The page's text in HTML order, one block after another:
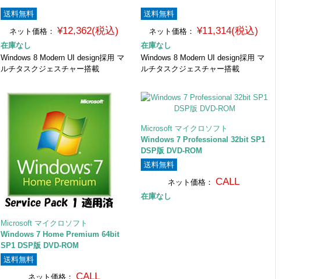
送料無料
ネット価格： ¥12,362(税込)
在庫なし
Windows 8 Modern UI design採用 マ
ルチタスクジェスチャー搭載
送料無料
ネット価格： ¥11,314(税込)
在庫なし
Windows 8 Modern UI design採用 マ
ルチタスクジェスチャー搭載
Microsoft マイクロソフト
Windows 7 Home Premium 64bit
SP1 DSP版 DVD-ROM
送料無料
ネット価格： CALL
Microsoft マイクロソフト
Windows 7 Professional 32bit SP1
DSP版 DVD-ROM
送料無料
ネット価格： CALL
在庫なし